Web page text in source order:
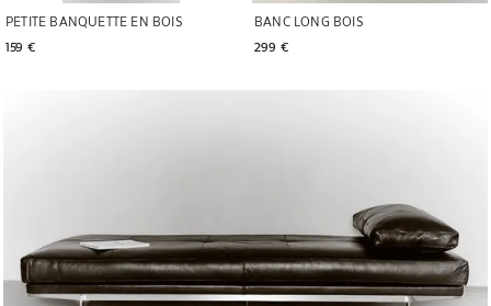
PETITE BANQUETTE EN BOIS
159 €
BANC LONG BOIS
299 €